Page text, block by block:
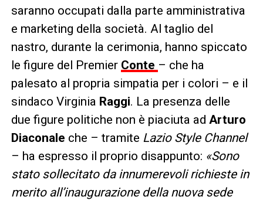
saranno occupati dalla parte amministrativa
e marketing della società. Al taglio del
nastro, durante la cerimonia, hanno spiccato
le figure del Premier Conte – che ha
palesato al propria simpatia per i colori – e il
sindaco Virginia Raggi. La presenza delle
due figure politiche non è piaciuta ad Arturo
Diaconale che – tramite Lazio Style Channel
– ha espresso il proprio disappunto: «Sono
stato sollecitato da innumerevoli richieste in
merito all’inaugurazione della nuova sede